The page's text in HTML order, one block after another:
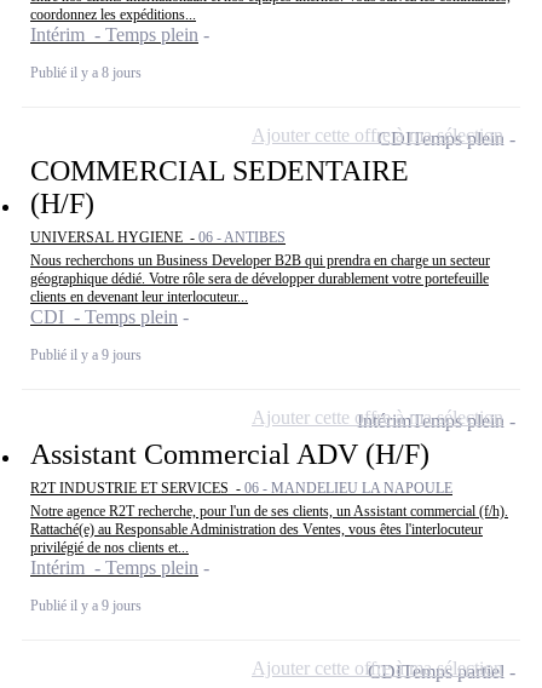
coordonnez les expéditions...
Intérim - Temps plein
Publié il y a 8 jours
COMMERCIAL SEDENTAIRE
(H/F)
UNIVERSAL HYGIENE - 06 - ANTIBES
Nous recherchons un Business Developer B2B qui prendra en charge un secteur
géographique dédié. Votre rôle sera de développer durablement votre portefeuille
clients en devenant leur interlocuteur...
CDI - Temps plein
Publié il y a 9 jours
CDITemps plein
Ajouter cette offre à ma sélection
Assistant Commercial ADV (H/F)
R2T INDUSTRIE ET SERVICES - 06 - MANDELIEU LA NAPOULE
Notre agence R2T recherche, pour l'un de ses clients, un Assistant commercial (f/h).
Rattaché(e) au Responsable Administration des Ventes, vous êtes l'interlocuteur
privilégié de nos clients et...
Intérim - Temps plein
Publié il y a 9 jours
IntérimTemps plein
Ajouter cette offre à ma sélection
CDITemps partiel
Ajouter cette offre à ma sélection